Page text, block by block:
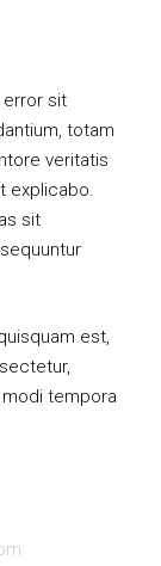
sit
totam
veritatis
explicabo.
sit
est,
tempora